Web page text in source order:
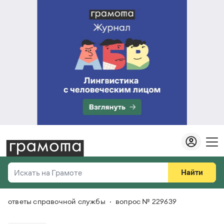
Искать на Грамоте
Справочная служба
Найти
Везде
ответы справочной службы вопрос № 229639